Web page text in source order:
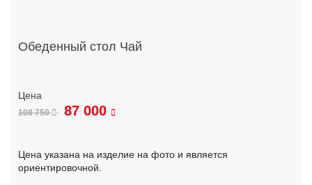
Обеденный стол Чай
108 750 87 000
Цена указана на изделие на фото и является
ориентировочной.